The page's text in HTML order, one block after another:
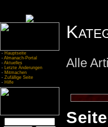
- Hauptseite
- Almanach-Portal
- Aktuelles
- Letzte Änderungen
- Mitmachen
- Zufällige Seite
- Hilfe
Alle